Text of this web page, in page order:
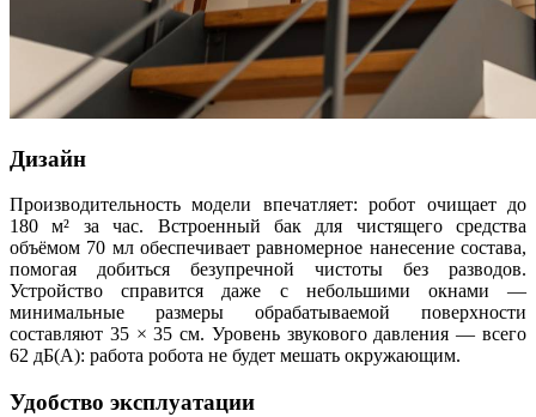
Дизайн
Производительность модели впечатляет: робот очищает до
180 м² за час. Встроенный бак для чистящего средства
объёмом 70 мл обеспечивает равномерное нанесение состава,
помогая добиться безупречной чистоты без разводов.
Устройство справится даже с небольшими окнами —
минимальные размеры обрабатываемой поверхности
составляют 35 × 35 см. Уровень звукового давления — всего
62 дБ(А): работа робота не будет мешать окружающим.
Удобство эксплуатации